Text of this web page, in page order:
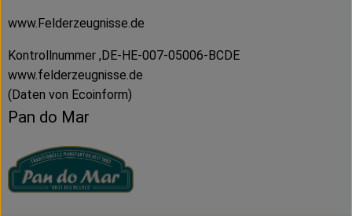
www.Felderzeugnisse.de
Kontrollnummer ,DE-HE-007-05006-BCDE
www.felderzeugnisse.de
(Daten von Ecoinform)
Pan do Mar